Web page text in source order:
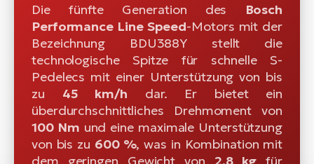
Die fünfte Generation des
Bosch
Performance Line Speed-Motors mit der
Bezeichnung BDU388Y stellt die
technologische Spitze für schnelle S-
Pedelecs mit einer Unterstützung von bis
zu 45 km/h dar. Er bietet ein
überdurchschnittliches Drehmoment von
100 Nm und eine maximale Unterstützung
von bis zu 600 %, was in Kombination mit